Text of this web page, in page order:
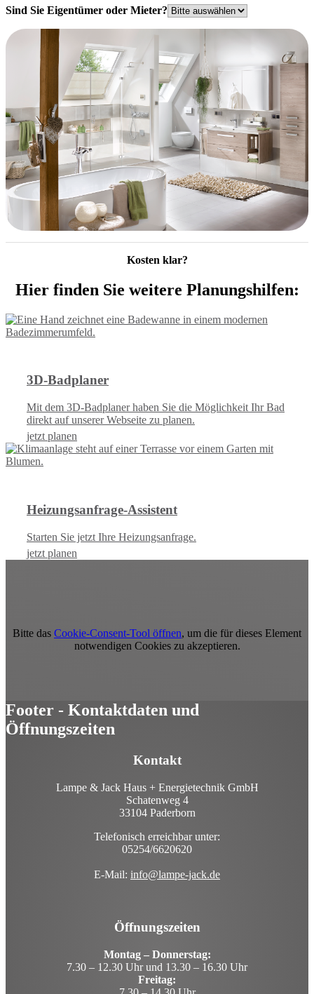
Sind Sie Eigentümer oder Mieter?
Kosten klar?
Hier finden Sie weitere Planungshilfen:
3D-Badplaner
Mit dem 3D-Badplaner haben Sie die Möglichkeit Ihr Bad
direkt auf unserer Webseite zu planen.
jetzt planen
Heizungsanfrage-Assistent
Starten Sie jetzt Ihre Heizungsanfrage.
jetzt planen
Bitte das Cookie-Consent-Tool öffnen, um die für dieses Element
notwendigen Cookies zu akzeptieren.
Footer - Kontaktdaten und
Öffnungszeiten
Kontakt
Lampe & Jack Haus + Energietechnik GmbH
Schatenweg 4
33104 Paderborn
Telefonisch erreichbar unter:
05254/6620620
E-Mail: info@lampe-jack.de
Öffnungszeiten
Montag – Donnerstag:
7.30 – 12.30 Uhr und 13.30 – 16.30 Uhr
Freitag: